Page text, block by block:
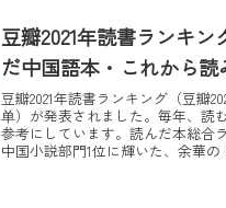
豆瓣2021年読書ランキン
だ中国語本・これから読
豆瓣2021年読書ランキング（豆瓣
单）が発表されました。毎年、読
参考にしています。読んだ本総合
中国小説部門1位に輝いた、余華の